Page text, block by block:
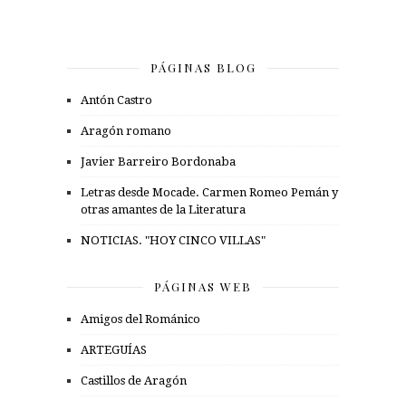
PÁGINAS BLOG
Antón Castro
Aragón romano
Javier Barreiro Bordonaba
Letras desde Mocade. Carmen Romeo Pemán y
otras amantes de la Literatura
NOTICIAS. "HOY CINCO VILLAS"
PÁGINAS WEB
Amigos del Románico
ARTEGUÍAS
Castillos de Aragón